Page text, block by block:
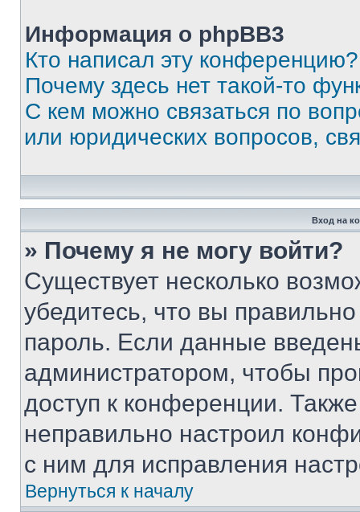
Информация о phpBB3
Кто написал эту конференцию?
Почему здесь нет такой-то
С кем можно связаться по
или юридических вопросов,
Вход на
» Почему я не могу войти?
Существует несколько
убедитесь, что вы
пароль. Если данные
администратором, чтобы
доступ к конференции.
неправильно настроил
с ним для исправления
Вернуться к началу